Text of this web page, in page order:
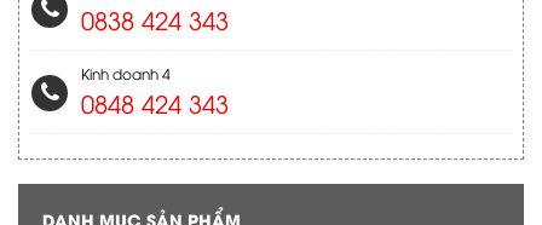
0838 424 343
Kinh doanh 4
0848 424 343
DANH MỤC SẢN PHẨM